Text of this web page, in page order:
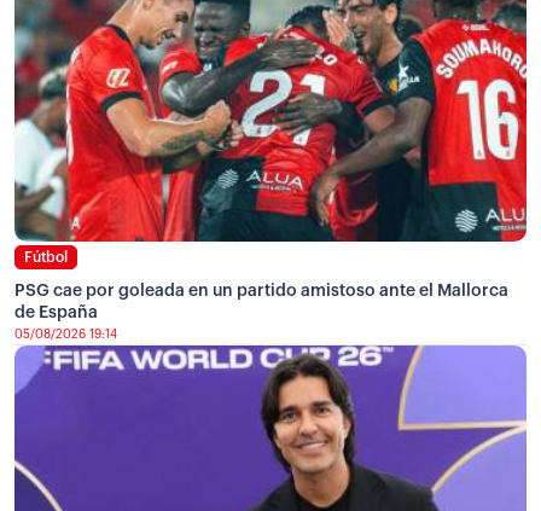
Fútbol
PSG cae por goleada en un partido amistoso ante el Mallorca
de España
05/08/2026 19:14